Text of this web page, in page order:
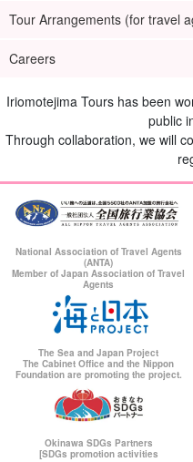
Tour Arrangements (for travel
Careers
Iriomotejima Tours has been
public
Through collaboration, we will
National Association of Travel Agents
(ANTA)
Member of Japan Association of Travel
Agents
The Sea and Japan Project
The Cabinet Office and the Nippon
Foundation are promoting the project.
Okinawa SDGs Partners
[SDGs promotion activities